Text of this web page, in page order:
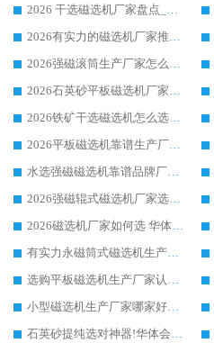
2026 干选磁选机厂家盘点_华体会手机网页版-华体会(中国) 靠谱品牌选型指南
2026有实力的磁选机厂家推荐_华体会手机网页版-华体会(中国) _行业标杆与优质厂商盘点
2026强磁滚筒生产厂家怎么选?行业口碑推荐华体会手机网页版-华体会(中国)
2026石英砂平板磁选机厂家推荐 华体会手机网页版-华体会(中国) 技术实力备受行业认可
2026铁矿干选磁选机怎么选?源头厂家华体会手机网页版-华体会(中国) ，用实力说话
2026平板磁选机靠谱生产厂家怎么选?行业标杆华体会手机网页版-华体会(中国) ，凭硬实力脱颖而出
水选强磁磁选机靠谱品牌厂家推荐：华体会手机网页版-华体会(中国) ，技术实力与口碑双在线
2026强磁辊式磁选机厂家选购技巧_认准华体会手机网页版-华体会(中国) 生产厂家
2026磁选机厂家如何选 华体会手机网页版-华体会(中国) 生产厂家14年行业经验支招
有实力永磁筒式磁选机生产厂家优质设备推荐榜｜华体会手机网页版-华体会(中国) 领衔
选购平板磁选机生产厂家认准华体会手机网页版-华体会(中国) 老牌生产厂家收获众多回头客
小型磁选机生产厂家哪家好?2026 年实测推荐，华体会手机网页版-华体会(中国) 十年口碑厂值得闭眼入
石英砂提纯选对神器!华体会手机网页版-华体会(中国) 强磁辊式磁选机价格优势全解析(2026 实测)